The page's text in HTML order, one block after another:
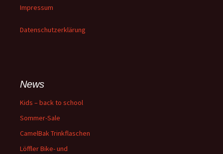
Impressum
Datenschutzerklärung
News
Kids – back to school
Sommer-Sale
CamelBak Trinkflaschen
Löffler Bike- und